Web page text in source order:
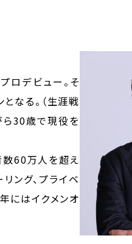
ロデビュー。そ
なる。（生涯戦
30歳で現役を
60万人を超え
ング、プライベ
にはイクメンオ